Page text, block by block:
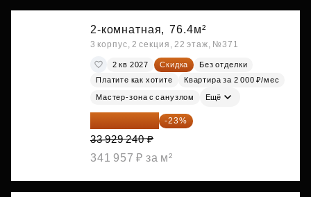
2-комнатная, 76.4м²
3 корпус, 2 секция, 22 этаж, №371
2 кв 2027 Скидка
Без отделки
Платите как хотите
Квартира за 2 000 ₽/мес
Мастер-зона с санузлом Ещё
26 125 515 ₽ -23%
33 929 240 ₽
341 957 ₽ за м²